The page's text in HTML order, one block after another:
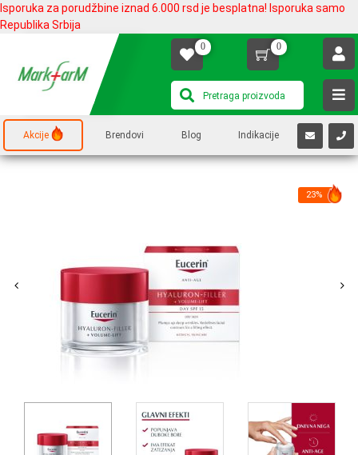
Isporuka za porudžbine iznad 6.000 rsd je besplatna! Isporuka samo
Republika Srbija
0 0
Akcije Brendovi Blog Indikacije
23%